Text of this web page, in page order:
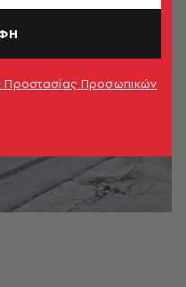
Προστασίας Προσωπικών